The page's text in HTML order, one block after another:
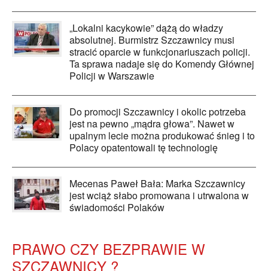
„Lokalni kacykowie” dążą do władzy
absolutnej. Burmistrz Szczawnicy musi
stracić oparcie w funkcjonariuszach policji.
Ta sprawa nadaje się do Komendy Głównej
Policji w Warszawie
Do promocji Szczawnicy i okolic potrzeba
jest na pewno „mądra głowa”. Nawet w
upalnym lecie można produkować śnieg i to
Polacy opatentowali tę technologię
Mecenas Paweł Bała: Marka Szczawnicy
jest wciąż słabo promowana i utrwalona w
świadomości Polaków
PRAWO CZY BEZPRAWIE W
SZCZAWNICY ?